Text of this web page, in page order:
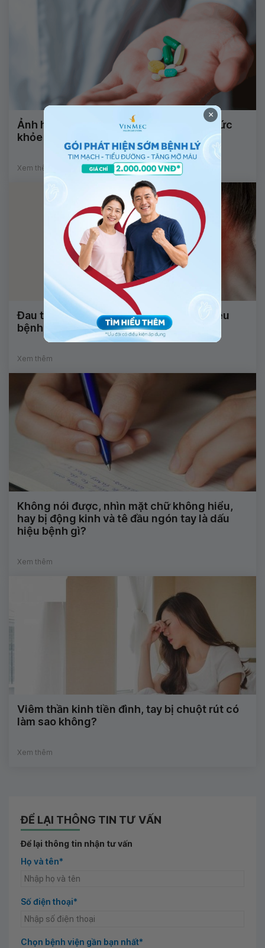
Ảnh hưởng của thuốc loãng xương tới sức
khỏe răng miệng
Xem thêm
Đau tai kèm ù tai sau ngoáy tai là dấu hiệu
bệnh gì?
Xem thêm
Không nói được, nhìn mặt chữ không hiểu,
hay bị động kinh và tê đầu ngón tay là dấu
hiệu bệnh gì?
Xem thêm
Viêm thần kinh tiền đình, tay bị chuột rút có
làm sao không?
Xem thêm
ĐỂ LẠI THÔNG TIN TƯ VẤN
Để lại thông tin nhận tư vấn
Họ và tên*
Số điện thoại*
Chọn bệnh viện gần bạn nhất*
×